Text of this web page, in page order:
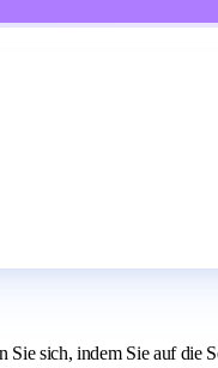
sich, indem Sie auf die